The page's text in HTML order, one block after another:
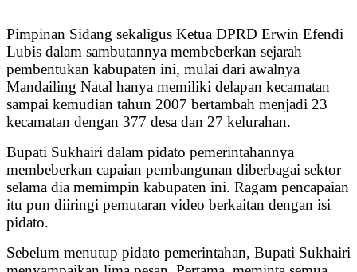
Pimpinan Sidang sekaligus Ketua DPRD Erwin Efendi
Lubis dalam sambutannya membeberkan sejarah
pembentukan kabupaten ini, mulai dari awalnya
Mandailing Natal hanya memiliki delapan kecamatan
sampai kemudian tahun 2007 bertambah menjadi 23
kecamatan dengan 377 desa dan 27 kelurahan.
Bupati Sukhairi dalam pidato pemerintahannya
membeberkan capaian pembangunan diberbagai sektor
selama dia memimpin kabupaten ini. Ragam pencapaian
itu pun diiringi pemutaran video berkaitan dengan isi
pidato.
Sebelum menutup pidato pemerintahan, Bupati Sukhairi